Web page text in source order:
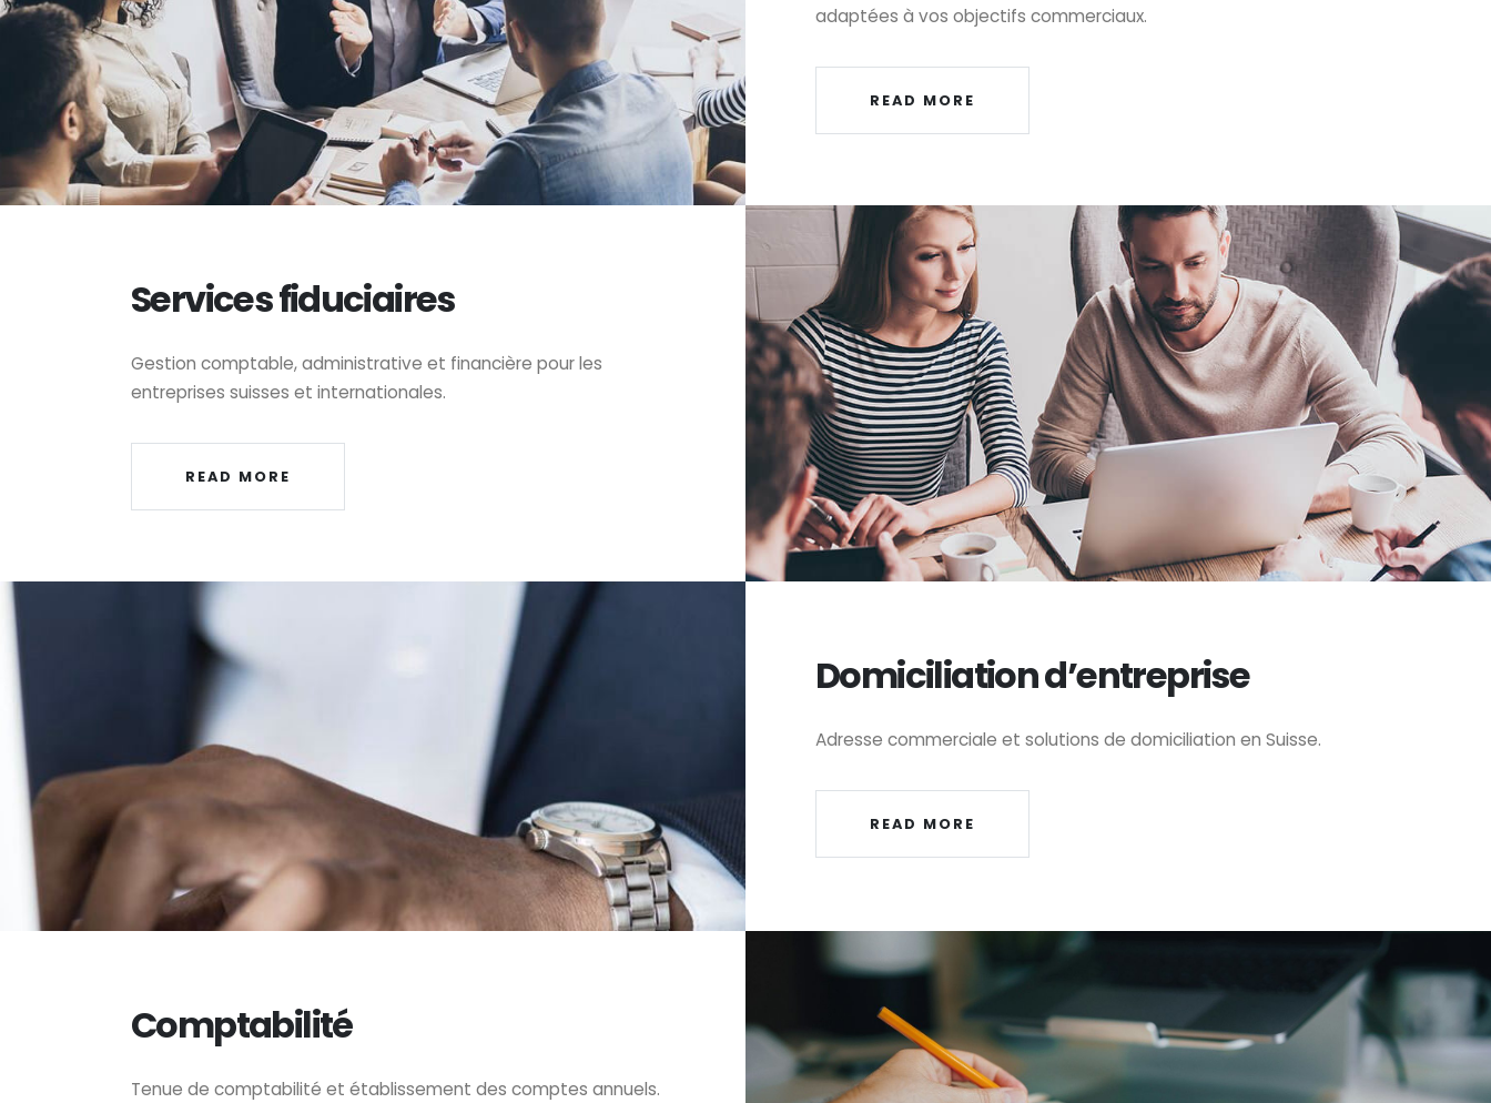
adaptées à vos objectifs commerciaux.
READ MORE
Services fiduciaires
Gestion comptable, administrative et financière pour les
entreprises suisses et internationales.
READ MORE
Domiciliation d’entreprise
Adresse commerciale et solutions de domiciliation en Suisse.
READ MORE
Comptabilité
Tenue de comptabilité et établissement des comptes annuels.